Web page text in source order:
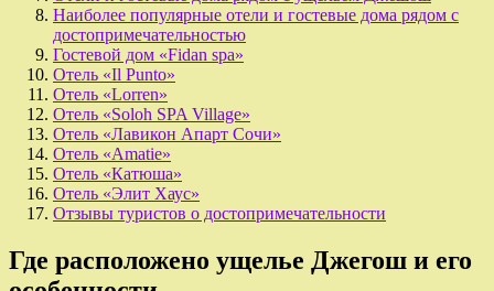
Наиболее популярные отели и гостевые дома рядом с
достопримечательностью
Гостевой дом «Fidan spa»
Отель «Il Punto»
Отель «Lorren»
Отель «Soloh SPA Village»
Отель «Лавикон Апарт Сочи»
Отель «Amatie»
Отель «Катюша»
Отель «Элит Хаус»
Отзывы туристов о достопримечательности
Где расположено ущелье Джегош и его